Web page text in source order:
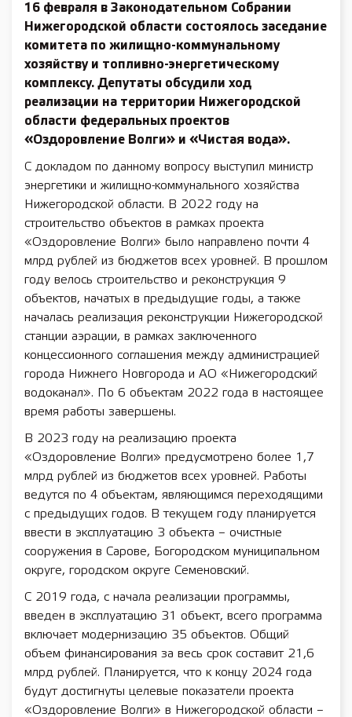
16 февраля в Законодательном Собрании
Нижегородской области состоялось заседание
комитета по жилищно-коммунальному
хозяйству и топливно-энергетическому
комплексу. Депутаты обсудили ход
реализации на территории Нижегородской
области федеральных проектов
«Оздоровление Волги» и «Чистая вода».
С докладом по данному вопросу выступил министр
энергетики и жилищно-коммунального хозяйства
Нижегородской области. В 2022 году на
строительство объектов в рамках проекта
«Оздоровление Волги» было направлено почти 4
млрд рублей из бюджетов всех уровней. В прошлом
году велось строительство и реконструкция 9
объектов, начатых в предыдущие годы, а также
началась реализация реконструкции Нижегородской
станции аэрации, в рамках заключенного
концессионного соглашения между администрацией
города Нижнего Новгорода и АО «Нижегородский
водоканал». По 6 объектам 2022 года в настоящее
время работы завершены.
В 2023 году на реализацию проекта
«Оздоровление Волги» предусмотрено более 1,7
млрд рублей из бюджетов всех уровней. Работы
ведутся по 4 объектам, являющимся переходящими
с предыдущих годов. В текущем году планируется
ввести в эксплуатацию 3 объекта – очистные
сооружения в Сарове, Богородском муниципальном
округе, городском округе Семеновский.
С 2019 года, с начала реализации программы,
введен в эксплуатацию 31 объект, всего программа
включает модернизацию 35 объектов. Общий
объем финансирования за весь срок составит 21,6
млрд рублей. Планируется, что к концу 2024 года
будут достигнуты целевые показатели проекта
«Оздоровление Волги» в Нижегородской области –